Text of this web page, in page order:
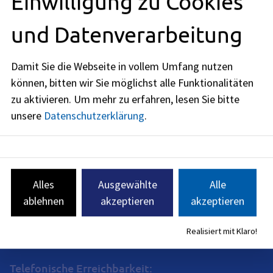
Öffnungszeiten
jetzt geschlossen
Montag:
08:00-12:00 Uhr und 14:00-16:00Uhr
Dienstag:
08:00-12:00Uhr
Donnerstag:
Freitag:
-12:00
Termine vor Ort sind nur nach individueller Vereinbarung
möglich. Nehmen Sie Kontakt mit uns per Telefon, E-Mail
Telefonische Erreichbarkeit:
und Datenverarbeitung
Damit Sie die Webseite in vollem Umfang nutzen
können, bitten wir Sie möglichst alle Funktionalitäten
zu aktivieren. Um mehr zu erfahren, lesen Sie bitte
unsere Datenschutzerklärung.
Alles
ablehnen
Ausgewählte
akzeptieren
Alle
akzeptieren
Realisiert mit Klaro!